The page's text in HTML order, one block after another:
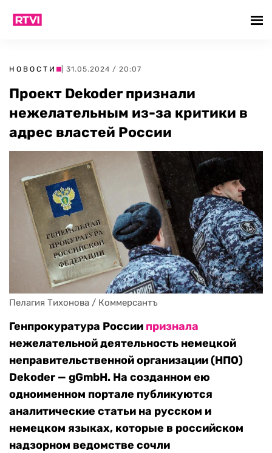
НОВОСТИ | 31.05.2024 / 20:07
Проект Dekoder признали
нежелательным из-за критики в
адрес властей России
Пелагия Тихонова / Коммерсантъ
Генпрокуратура России признала
нежелательной деятельность немецкой
неправительственной организации (НПО)
Dekoder — gGmbH. На созданном ею
одноименном портале публикуются
аналитические статьи на русском и
немецком языках, которые в российском
надзорном ведомстве сочли